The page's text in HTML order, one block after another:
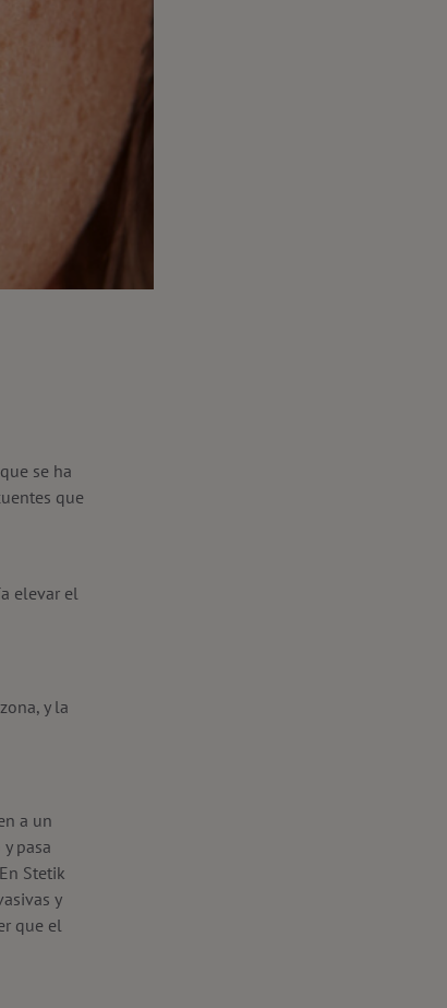
se ha
que
elevar el
y la
a un
pasa
Stetik
y
que el